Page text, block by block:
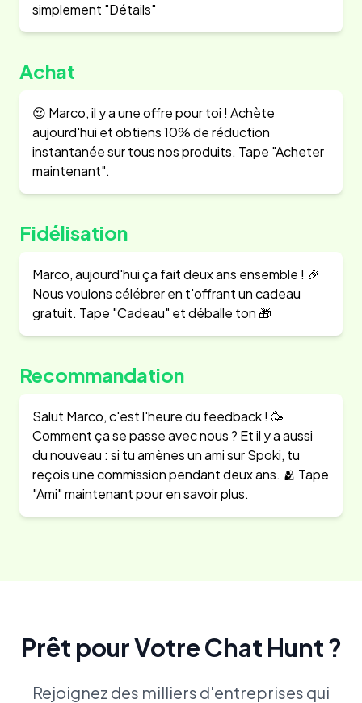
Fidélisation
Marco, aujourd'hui ça fait deux ans ensemble ! 🎉
Nous voulons célébrer en t'offrant un cadeau
gratuit. Tape "Cadeau" et déballe ton 🎁
Recommandation
Salut Marco, c'est l'heure du feedback ! 🥳
Comment ça se passe avec nous ? Et il y a aussi
du nouveau : si tu amènes un ami sur Spoki, tu
reçois une commission pendant deux ans. 🫂 Tape
"Ami" maintenant pour en savoir plus.
simplement "Détails"
Achat
😍 Marco, il y a une offre pour toi ! Achète
aujourd'hui et obtiens 10% de réduction
instantanée sur tous nos produits. Tape "Acheter
maintenant".
Prêt pour Votre Chat Hunt ?
Rejoignez des milliers d'entreprises qui